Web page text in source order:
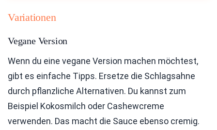
Variationen
Vegane Version
Wenn du eine vegane Version machen möchtest,
gibt es einfache Tipps. Ersetze die Schlagsahne
durch pflanzliche Alternativen. Du kannst zum
Beispiel Kokosmilch oder Cashewcreme
verwenden. Das macht die Sauce ebenso cremig.